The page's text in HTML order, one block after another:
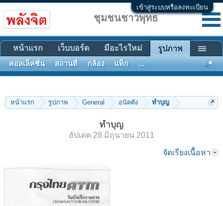
เข้าสู่ระบบหรือลงทะเบียน
หน้าแรก รูปภาพ General อนัตตัง ทำบุญ
ทำบุญ
อัปเดต 28 มิถุนายน 2011
จัดเรียงเนื้อหา
ชุมชนชาวพุทธ
หน้าแรก เว็บบอร์ด มีอะไรใหม่ รูปภาพ
คอลเล็คชั่น สถานที่ กล้อง แท็ก ...